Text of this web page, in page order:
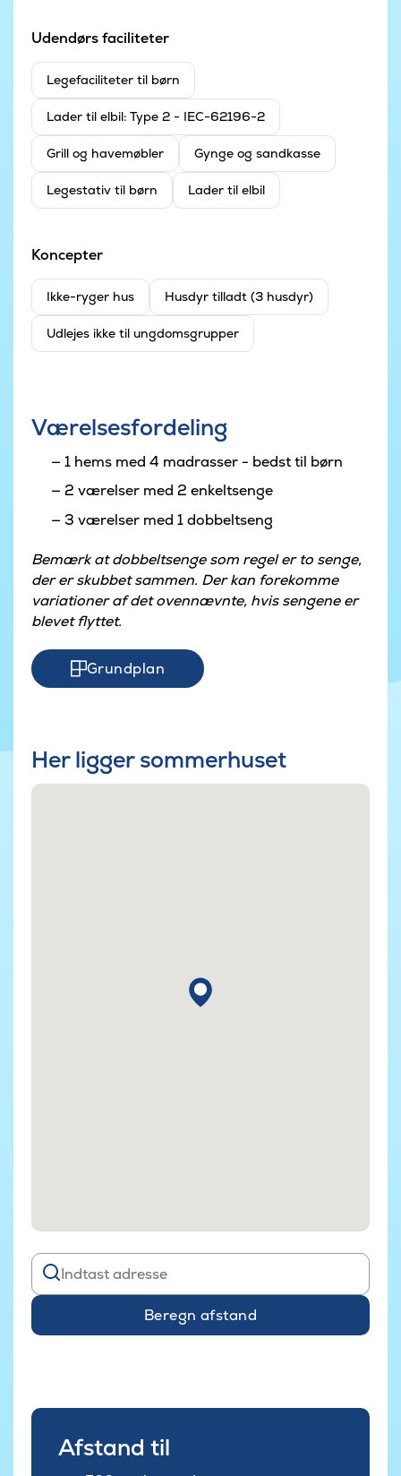
Udendørs faciliteter
Legefaciliteter til børn
Lader til elbil: Type 2 - IEC-62196-2
Grill og havemøbler Gynge og sandkasse
Legestativ til børn Lader til elbil
Koncepter
Ikke-ryger hus Husdyr tilladt (3 husdyr)
Udlejes ikke til ungdomsgrupper
Værelsesfordeling
1 hems med 4 madrasser - bedst til børn
2 værelser med 2 enkeltsenge
3 værelser med 1 dobbeltseng
Bemærk at dobbeltsenge som regel er to senge,
der er skubbet sammen. Der kan forekomme
variationer af det ovennævnte, hvis sengene er
blevet flyttet.
Grundplan
Her ligger sommerhuset
Beregn afstand
Afstand til